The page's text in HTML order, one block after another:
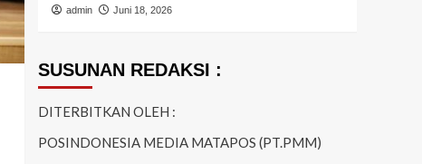
admin Juni 18, 2026
SUSUNAN REDAKSI :
DITERBITKAN OLEH :
POSINDONESIA MEDIA MATAPOS (PT.PMM)